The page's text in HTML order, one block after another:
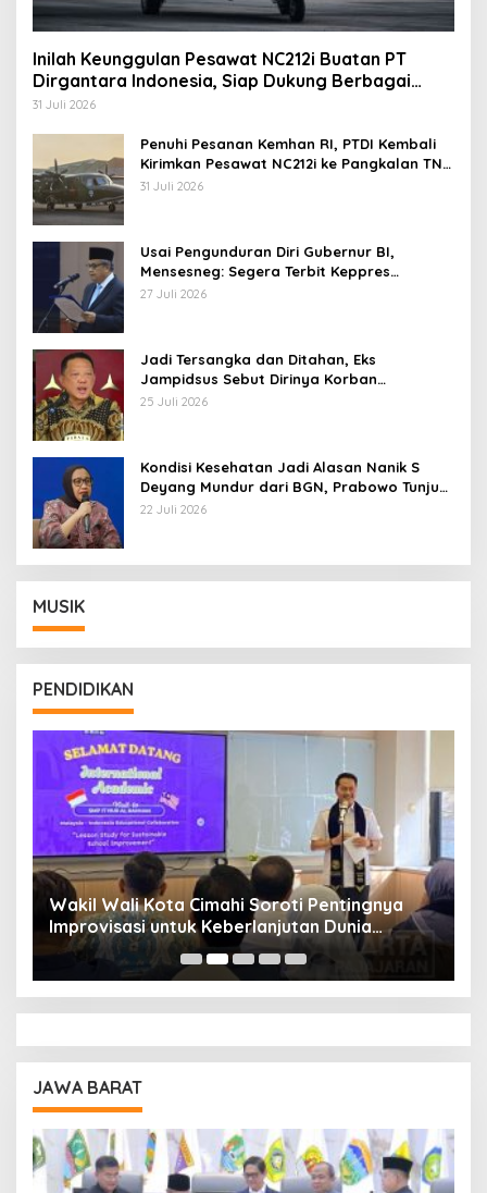
Inilah Keunggulan Pesawat NC212i Buatan PT
Dirgantara Indonesia, Siap Dukung Berbagai
Operasi TNI
31 Juli 2026
Penuhi Pesanan Kemhan RI, PTDI Kembali
Kirimkan Pesawat NC212i ke Pangkalan TNI
AU
31 Juli 2026
Usai Pengunduran Diri Gubernur BI,
Mensesneg: Segera Terbit Keppres
Pemberhentian dengan Hormat
27 Juli 2026
Jadi Tersangka dan Ditahan, Eks
Jampidsus Sebut Dirinya Korban
Kriminalisasi
25 Juli 2026
Kondisi Kesehatan Jadi Alasan Nanik S
Deyang Mundur dari BGN, Prabowo Tunjuk
Wamentan Sudaryono
22 Juli 2026
MUSIK
PENDIDIKAN
Wakil Wali Kota Cimahi Soroti Pentingnya
Improvisasi untuk Keberlanjutan Dunia
Pendidikan
JAWA BARAT